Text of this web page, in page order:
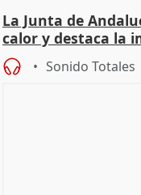
La Junta de
calor y destaca la
Sonido Totales